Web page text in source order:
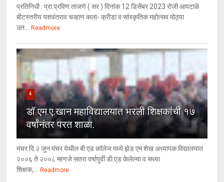
प्रतिनिधी : प्रा.प्रविण ताजणे ( सर ) दिनांक 12 डिसेंबर 2023 रोजी आपटाळे
बीटस्तरीय यशवंतराव चव्हाण कला- क्रीडा व सांस्कृतिक महोत्सव मोठ्या
उत... Readmore
4
डॉ एम.ए.खान महाविद्यालयात भरली शिक्षकांची १७
वर्षांनंतर परत शाळा.
मंचर दि.२ जुन मंचर येथील बी एड कॉलेज मध्ये झेड एम शेख अध्यापक विद्यालयात
२००६ ते २००८ म्हणजे सतरा वर्षापुर्वी डी.एड केलेल्या व सध्या
शिक्षक,... Readmore